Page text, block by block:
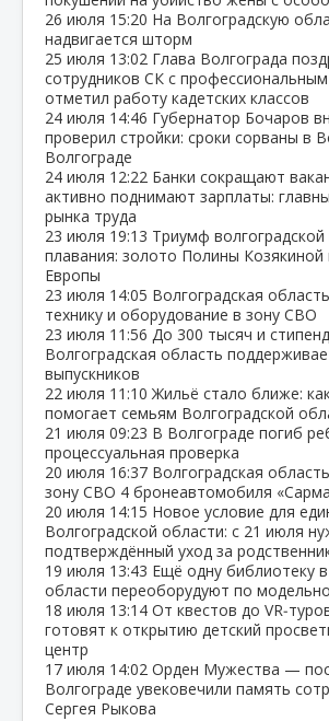
26 июля 15:20 На Волгоградскую
надвигается шторм
25 июля 13:02 Глава Волгограда
сотрудников СК с
отметил работу кадетских классов
24 июля 14:46 Губернатор Бочаров
проверил стройки: сроки сорваны в
Волгограде
24 июля 12:22 Банки сокращают
активно поднимают зарплаты:
рынка труда
23 июля 19:13 Триумф
плавания: золото Полины Козякиной
Европы
23 июля 14:05 Волгоградская
технику и оборудование в зону СВО
23 июля 11:56 До 300 тысяч и
Волгоградская область
выпускников
22 июля 11:10 Жильё стало ближе:
помогает семьям Волгоградской
21 июля 09:23 В Волгограде погиб
процессуальная проверка
20 июля 16:37 Волгоградская
зону СВО 4 бронеавтомобиля
20 июля 14:15 Новое условие для
Волгоградской области: с 21 июля
подтверждённый уход за
19 июля 13:43 Ещё одну библиотеку
области переоборудуют по
18 июля 13:14 От квестов до
готовят к открытию детский
центр
17 июля 14:02 Орден Мужества —
Волгограде увековечили память
Сергея Рыкова